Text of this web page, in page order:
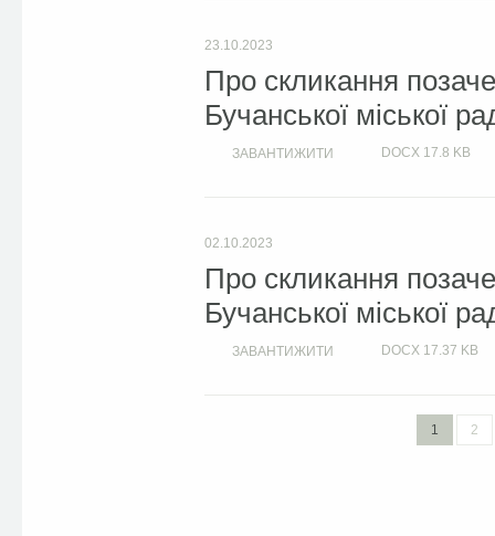
23.10.2023
Про скликання
Бучанської міської
ЗАВАНТИЖИТИ DOCX 17.8 KB
02.10.2023
Про скликання
Бучанської міської
ЗАВАНТИЖИТИ DOCX 17.37 KB
1 2